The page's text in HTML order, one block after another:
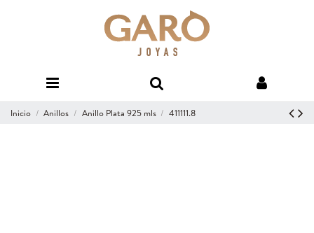
Inicio Anillos Anillo Plata 925 mls 411111.8